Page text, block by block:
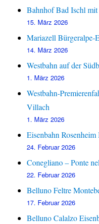
Bahnhof Bad Ischl
15. März 2026
Mariazell Bürgeralpe-
14. März 2026
Westbahn auf der
1. März 2026
Westbahn-
Villach
1. März 2026
Eisenbahn
24. Februar 2026
Conegliano – Ponte
22. Februar 2026
Belluno Feltre
17. Februar 2026
Belluno Calalzo